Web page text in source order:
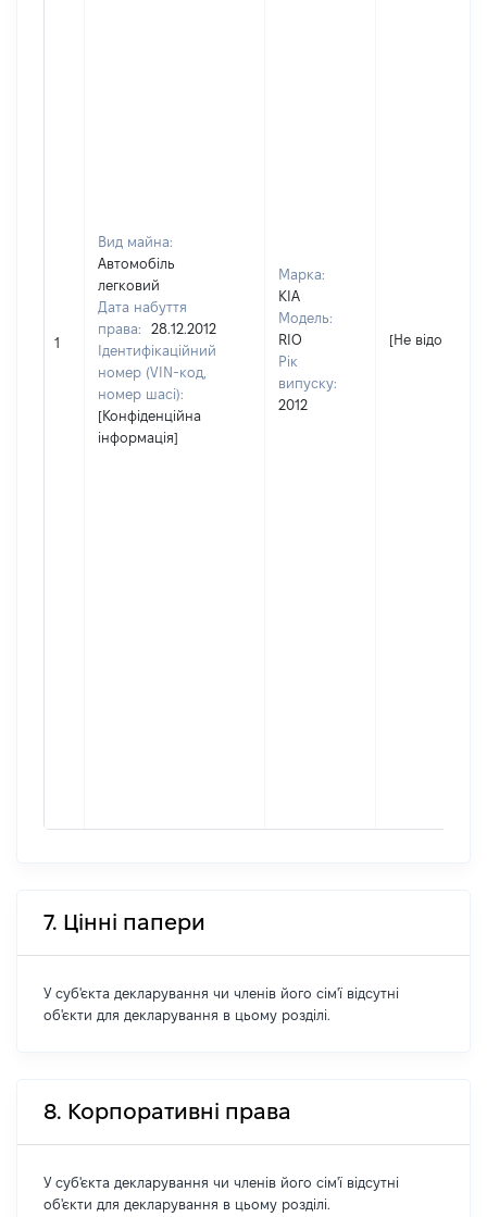
1
Вид майна:
Автомобіль
легковий
Дата набуття
права:
28.12.2012
Ідентифікаційний
номер (VIN-код,
номер шасі):
[Конфіденційна
інформація]
Марка:
KIA
Модель:
RIO
Рік
випуску:
2012
[Не відомо]
7. Цінні папери
У суб'єкта декларування чи членів його сім'ї відсутні
об'єкти для декларування в цьому розділі.
8. Корпоративні права
У суб'єкта декларування чи членів його сім'ї відсутні
об'єкти для декларування в цьому розділі.